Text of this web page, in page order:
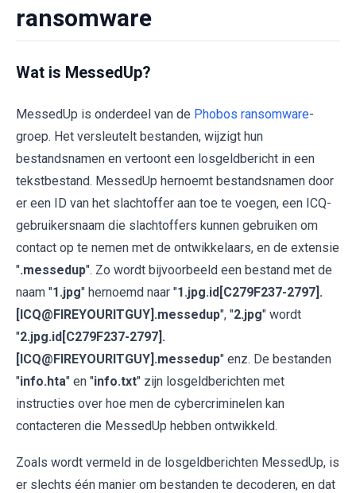
ransomware
Wat is MessedUp?
MessedUp is onderdeel van de Phobos ransomware-
groep. Het versleutelt bestanden, wijzigt hun
bestandsnamen en vertoont een losgeldbericht in een
tekstbestand. MessedUp hernoemt bestandsnamen door
er een ID van het slachtoffer aan toe te voegen, een ICQ-
gebruikersnaam die slachtoffers kunnen gebruiken om
contact op te nemen met de ontwikkelaars, en de extensie
".messedup". Zo wordt bijvoorbeeld een bestand met de
naam "1.jpg" hernoemd naar "1.jpg.id[C279F237-2797].
[ICQ@FIREYOURITGUY].messedup", "2.jpg" wordt
"2.jpg.id[C279F237-2797].
[ICQ@FIREYOURITGUY].messedup" enz. De bestanden
"info.hta" en "info.txt" zijn losgeldberichten met
instructies over hoe men de cybercriminelen kan
contacteren die MessedUp hebben ontwikkeld.
Zoals wordt vermeld in de losgeldberichten MessedUp, is
er slechts één manier om bestanden te decoderen, en dat